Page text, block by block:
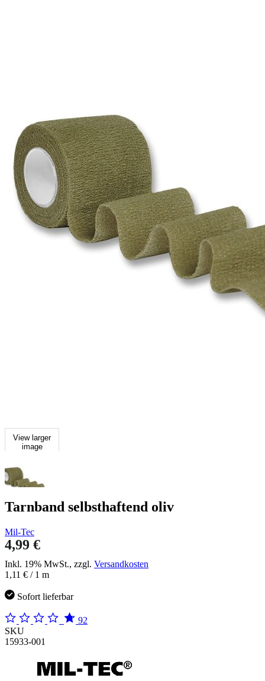
View larger
image
Tarnband selbsthaftend oliv
Mil-Tec
4,99 €
Inkl. 19% MwSt., zzgl. Versandkosten
1,11 € / 1 m
Sofort lieferbar
92
SKU
15933-001